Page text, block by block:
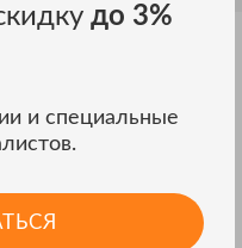
до 3%
и специальные